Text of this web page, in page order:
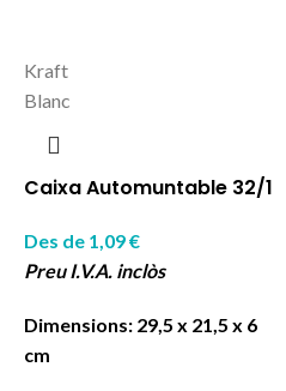
Kraft
Blanc
Caixa Automuntable 32/1
Des de 1,09€
Preu I.V.A. inclòs
Dimensions: 29,5 x 21,5 x 6
cm